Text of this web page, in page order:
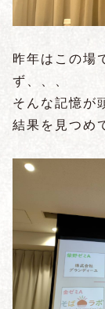
昨年はこの場
ず、、、
そんな記憶が
結果を見つめ